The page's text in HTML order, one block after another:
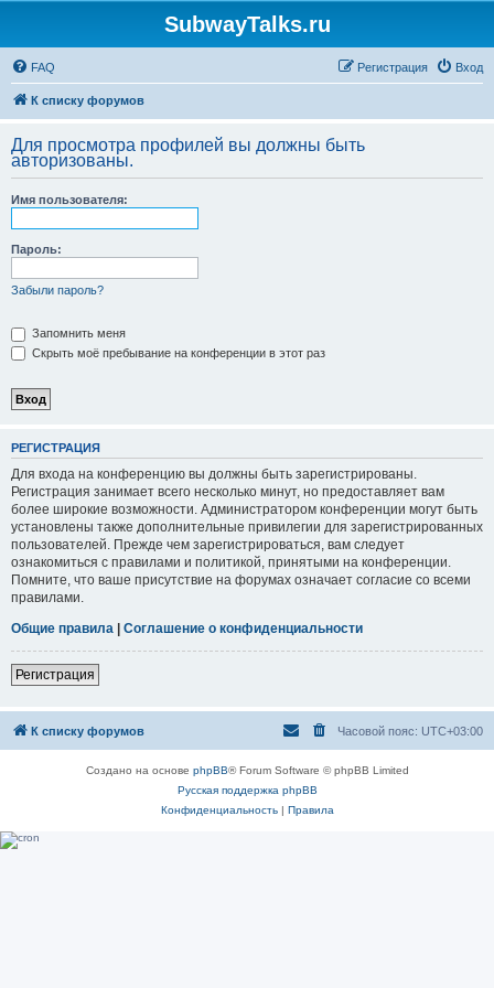
SubwayTalks.ru
FAQ Вход
Регистрация
К списку форумов
Для просмотра профилей вы должны быть
авторизованы.
Имя пользователя:
Пароль:
Забыли пароль?
Запомнить меня
Скрыть моё пребывание на конференции в этот раз
РЕГИСТРАЦИЯ
Для входа на конференцию вы должны быть зарегистрированы.
Регистрация занимает всего несколько минут, но предоставляет вам
более широкие возможности. Администратором конференции могут быть
установлены также дополнительные привилегии для зарегистрированных
пользователей. Прежде чем зарегистрироваться, вам следует
ознакомиться с правилами и политикой, принятыми на конференции.
Помните, что ваше присутствие на форумах означает согласие со всеми
правилами.
Общие правила | Соглашение о конфиденциальности
Регистрация
К списку форумов Часовой пояс: UTC+03:00
Создано на основе phpBB® Forum Software © phpBB Limited
Русская поддержка phpBB
Конфиденциальность| Правила